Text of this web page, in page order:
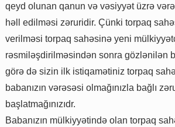
qeyd olunan qanun və vəsiyyət üzrə
həll edilməsi zəruridir. Çünki torpaq
verilməsi torpaq sahəsinə yeni
rəsmiləşdirilməsindən sonra gözlənilən
görə də sizin ilk istiqamətiniz torpaq
babanızın vərəsəsi olmağınızla bağlı
başlatmağınızıdr.
Babanızın mülkiyyətində olan torpaq